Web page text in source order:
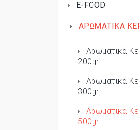
E-FOOD
ΑΡΩΜΑΤΙΚΑ
Αρωματικά
200gr
Αρωματικά
300gr
Αρωματικά
500gr